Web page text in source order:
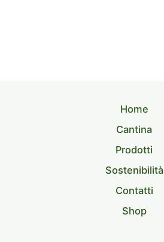
Home
Cantina
Prodotti
Sostenibilità
Contatti
Shop